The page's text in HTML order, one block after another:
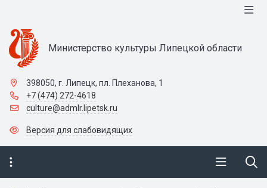
Министерство культуры Липецкой области
398050, г. Липецк, пл. Плеханова, 1
+7 (474) 272-4618
culture@admlr.lipetsk.ru
Версия для слабовидящих